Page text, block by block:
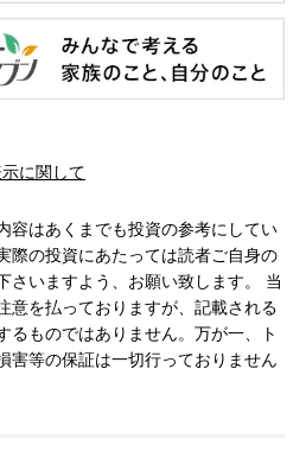
に関して
容はあくまでも投資の参考にしてい
際の投資にあたっては読者ご自身の
さいますよう、お願い致します。 当
意を払っておりますが、記載される
るものではありません。万が一、ト
害等の保証は一切行っておりません